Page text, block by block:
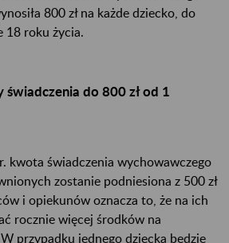
800 zł na każde dziecko, do
18 roku życia.
świadczenia do 800 zł od 1
kwota świadczenia wychowawczego
zostanie podniesiona z 500 zł
i opiekunów oznacza to, że na ich
rocznie więcej środków na
przypadku jednego dziecka będzie